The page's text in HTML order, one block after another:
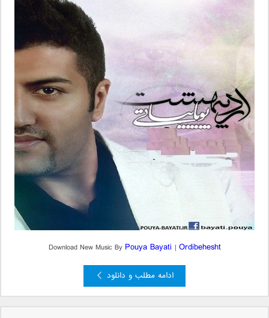
Download New Music By Pouya Bayati | Ordibehesht
ادامه مطلب و دانلود